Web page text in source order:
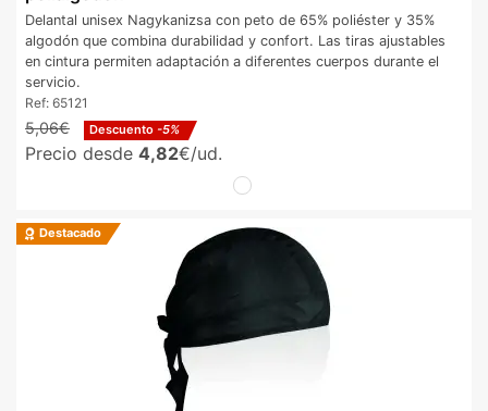
Delantal unisex Nagykanizsa con peto de 65% poliéster y 35%
algodón que combina durabilidad y confort. Las tiras ajustables
en cintura permiten adaptación a diferentes cuerpos durante el
servicio.
Ref: 65121
5,06€ Descuento -5%
Precio desde 4,82€/ud.
Destacado